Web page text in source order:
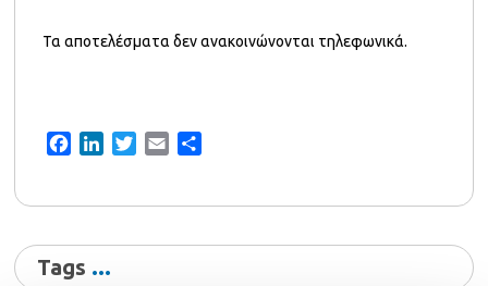
Τα αποτελέσματα δεν ανακοινώνονται τηλεφωνικά.
FacebookLinkedInTwitterEmail
Tags